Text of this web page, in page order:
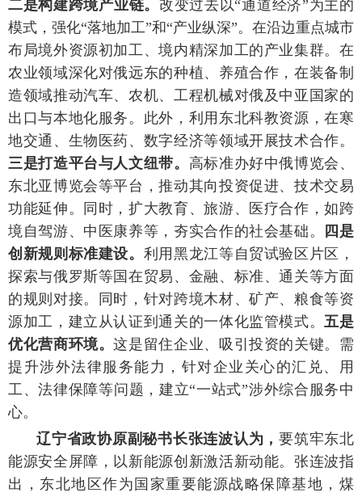
二是构建跨境产业链。 改变过去以“通道经济”为主的
模式，强化“落地加工”和“产业纵深”。在沿边重点城市
布局境外资源初加工、境内精深加工的产业集群。在
农业领域深化对俄远东的种植、养殖合作，在装备制
造领域推动汽车、农机、工程机械对俄及中亚国家的
出口与本地化服务。此外，利用东北科教资源，在寒
地交通、生物医药、数字经济等领域开展技术合作。
三是打造平台与人文纽带。 高标准办好中俄博览会、
东北亚博览会等平台，推动其向投资促进、技术交易
功能延伸。同时，扩大教育、旅游、医疗合作，如跨
境自驾游、中医康养等，夯实合作的社会基础。
四是
创新规则标准建设。 利用黑龙江等自贸试验区片区，
探索与俄罗斯等国在贸易、金融、标准、通关等方面
的规则对接。同时，针对跨境木材、矿产、粮食等资
源加工，建立从认证到通关的一体化监管模式。 五是
优化营商环境。这是留住企业、吸引投资的关键。需
提升涉外法律服务能力，针对企业关心的汇兑、用
工、法律保障等问题，建立“一站式”涉外综合服务中
心。
辽宁省政协原副秘书长张连波认为，要筑牢东北
能源安全屏障，以新能源创新激活新动能。张连波指
出，东北地区作为国家重要能源战略保障基地，煤